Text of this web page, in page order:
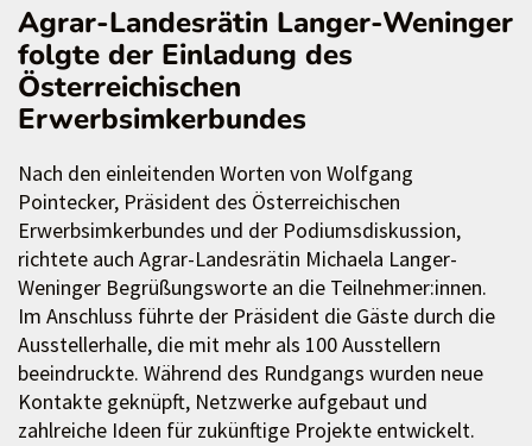
Agrar-Landesrätin Langer-Weninger
folgte der Einladung des
Österreichischen
Erwerbsimkerbundes
Nach den einleitenden Worten von Wolfgang
Pointecker, Präsident des Österreichischen
Erwerbsimkerbundes und der Podiumsdiskussion,
richtete auch Agrar-Landesrätin Michaela Langer-
Weninger Begrüßungsworte an die Teilnehmer:innen.
Im Anschluss führte der Präsident die Gäste durch die
Ausstellerhalle, die mit mehr als 100 Ausstellern
beeindruckte. Während des Rundgangs wurden neue
Kontakte geknüpft, Netzwerke aufgebaut und
zahlreiche Ideen für zukünftige Projekte entwickelt.